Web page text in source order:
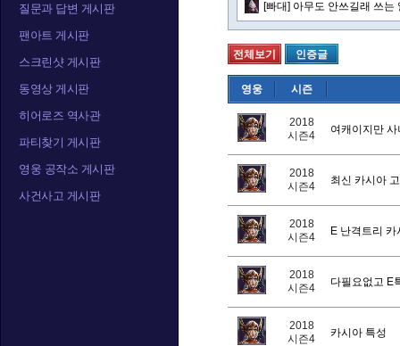
질문과 답변 게시판
팬아트 게시판
스크린샷 게시판
동영상 게시판
히어로즈 역사관
파티찾기 게시판
영웅 공작소 게시판
사건사고 게시판
[빠대] 아무도 안쓰길래 쓰는
전체보기 인증글
영웅 시즌
2018
시즌4
여캐이지만
2018
시즌4
최신 카시아
2018
시즌4
E 난격트리 카
2018
시즌4
다필요없고 E
2018
시즌4
카시아 특성